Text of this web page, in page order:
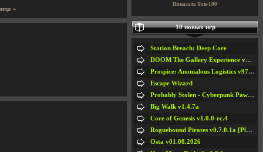
»
Показать Топ-100
10 новых игр
Station Breach: Deep Core
DOOM The Gallery Experience v1.4.2
Prospice: Anomalous Logistics v97 [Playtest]
Escape Wizard
Probably Stolen - Cyberpunk Pawnshop Simulator v048c [Playtest]
Big Walk v1.4.7a
Core of Genesis v1.0.0-rc.4
Roguebound Pirates v0.7.0.1a [Playtest]
Osta v01.08.2026